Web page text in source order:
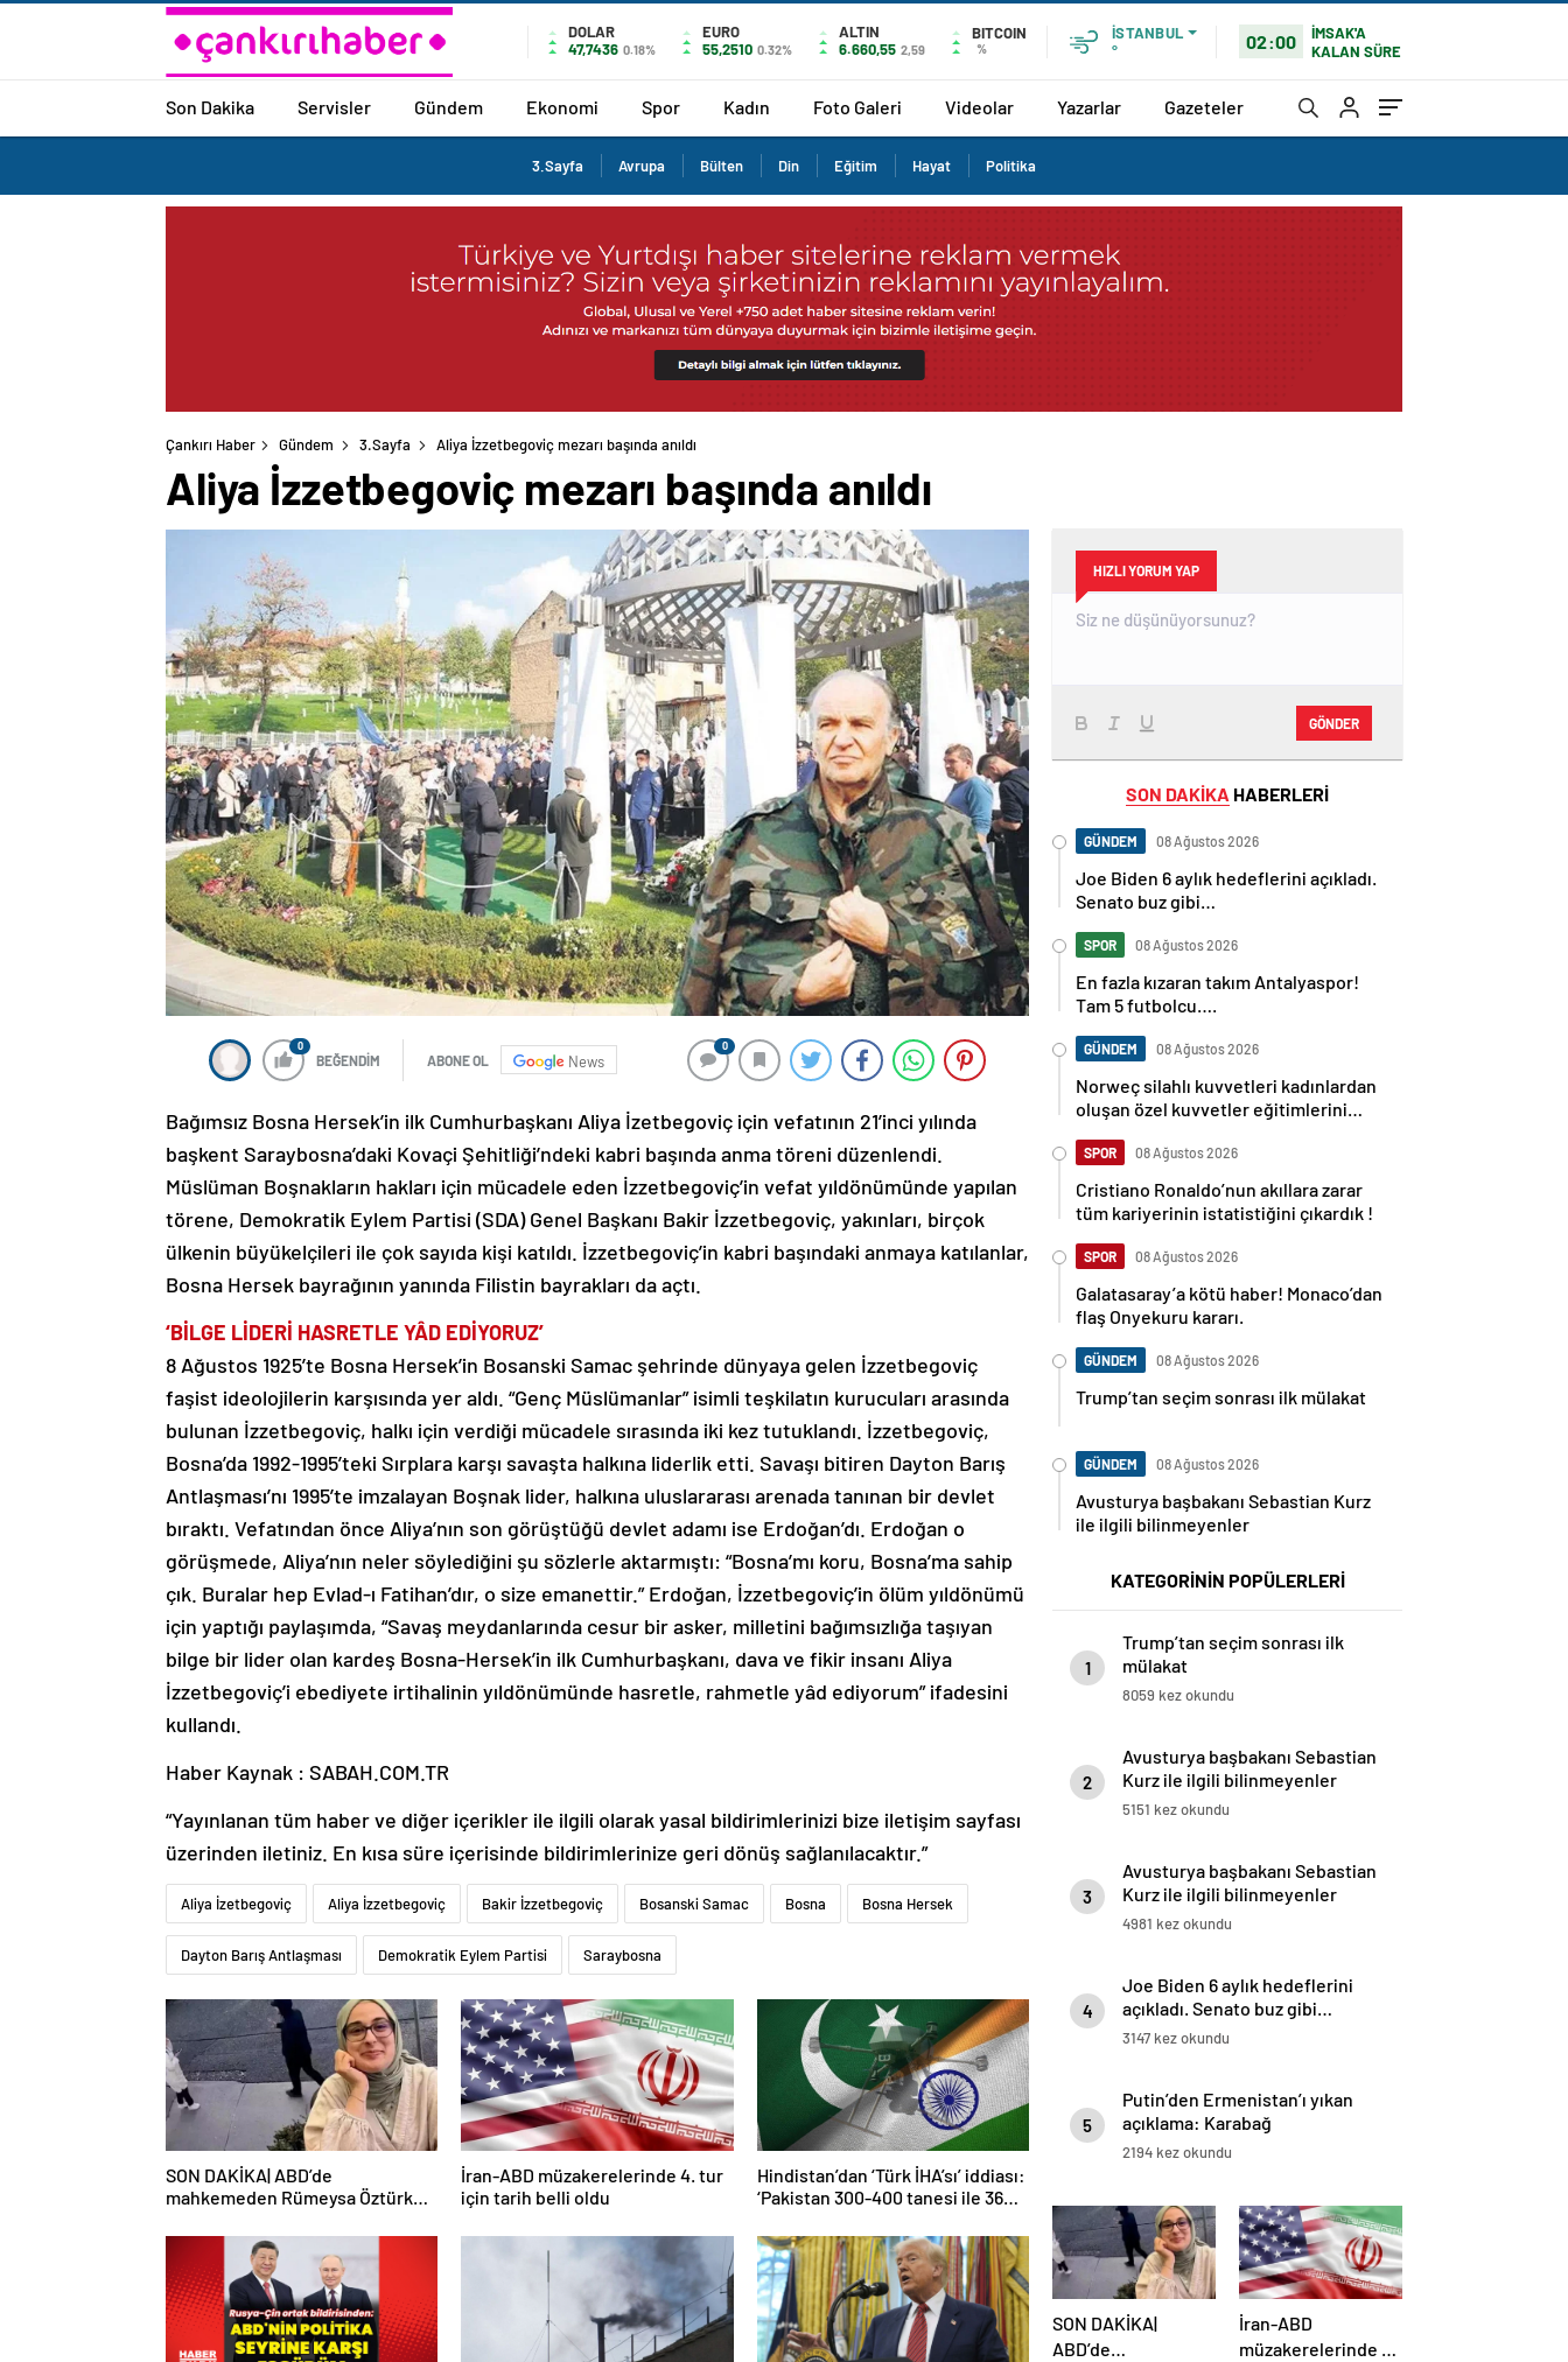
DOLAR
47,7436 0.18%
EURO
55,2510 0.32%
ALTIN
6.660,55 2,59
BITCOIN
%
İSTANBUL
°
02:00
İMSAK'A
KALAN SÜRE
Son Dakika Servisler Gündem Ekonomi Spor Kadın Foto Galeri Videolar Yazarlar Gazeteler
3.Sayfa Avrupa Bülten Din Eğitim Hayat Politika
Çankırı Haber Gündem 3.Sayfa Aliya İzzetbegoviç mezarı başında anıldı
Aliya İzzetbegoviç mezarı başında anıldı
0
BEĞENDİM ABONE OL News
0
Bağımsız Bosna Hersek’in ilk Cumhurbaşkanı Aliya İzetbegoviç için vefatının 21’inci yılında
başkent Saraybosna’daki Kovaçi Şehitliği’ndeki kabri başında anma töreni düzenlendi.
Müslüman Boşnakların hakları için mücadele eden İzzetbegoviç’in vefat yıldönümünde yapılan
törene, Demokratik Eylem Partisi (SDA) Genel Başkanı Bakir İzzetbegoviç, yakınları, birçok
ülkenin büyükelçileri ile çok sayıda kişi katıldı. İzzetbegoviç’in kabri başındaki anmaya katılanlar,
Bosna Hersek bayrağının yanında Filistin bayrakları da açtı.
‘BİLGE LİDERİ HASRETLE YÂD EDİYORUZ’
8 Ağustos 1925’te Bosna Hersek’in Bosanski Samac şehrinde dünyaya gelen İzzetbegoviç
faşist ideolojilerin karşısında yer aldı. “Genç Müslümanlar” isimli teşkilatın kurucuları arasında
bulunan İzzetbegoviç, halkı için verdiği mücadele sırasında iki kez tutuklandı. İzzetbegoviç,
Bosna’da 1992-1995’teki Sırplara karşı savaşta halkına liderlik etti. Savaşı bitiren Dayton Barış
Antlaşması’nı 1995’te imzalayan Boşnak lider, halkına uluslararası arenada tanınan bir devlet
bıraktı. Vefatından önce Aliya’nın son görüştüğü devlet adamı ise Erdoğan’dı. Erdoğan o
görüşmede, Aliya’nın neler söylediğini şu sözlerle aktarmıştı: “Bosna’mı koru, Bosna’ma sahip
çık. Buralar hep Evlad-ı Fatihan’dır, o size emanettir.” Erdoğan, İzzetbegoviç’in ölüm yıldönümü
için yaptığı paylaşımda, “Savaş meydanlarında cesur bir asker, milletini bağımsızlığa taşıyan
bilge bir lider olan kardeş Bosna-Hersek’in ilk Cumhurbaşkanı, dava ve fikir insanı Aliya
İzzetbegoviç’i ebediyete irtihalinin yıldönümünde hasretle, rahmetle yâd ediyorum” ifadesini
kullandı.
Haber Kaynak : SABAH.COM.TR
“Yayınlanan tüm haber ve diğer içerikler ile ilgili olarak yasal bildirimlerinizi bize iletişim sayfası
üzerinden iletiniz. En kısa süre içerisinde bildirimlerinize geri dönüş sağlanılacaktır.”
Aliya İzetbegoviç Aliya İzzetbegoviç Bakir İzzetbegoviç Bosanski Samac Bosna Bosna Hersek
Dayton Barış Antlaşması Demokratik Eylem Partisi Saraybosna
SON DAKİKA| ABD’de
mahkemeden Rümeysa Öztürk
İran-ABD müzakerelerinde 4. tur
için tarih belli oldu
Hindistan’dan ‘Türk İHA’sı’ iddiası:
‘Pakistan 300-400 tanesi ile 36
HIZLI YORUM YAP
GÖNDER
SON DAKİKA HABERLERİ
GÜNDEM 08 Ağustos 2026
Joe Biden 6 aylık hedeflerini açıkladı.
Senato buz gibi…
SPOR 08 Ağustos 2026
En fazla kızaran takım Antalyaspor!
Tam 5 futbolcu….
GÜNDEM 08 Ağustos 2026
Norweç silahlı kuvvetleri kadınlardan
oluşan özel kuvvetler eğitimlerini
SPOR 08 Ağustos 2026
Cristiano Ronaldo’nun akıllara zarar
tüm kariyerinin istatistiğini çıkardık !
SPOR 08 Ağustos 2026
Galatasaray’a kötü haber! Monaco’dan
flaş Onyekuru kararı.
GÜNDEM 08 Ağustos 2026
Trump’tan seçim sonrası ilk mülakat
GÜNDEM 08 Ağustos 2026
Avusturya başbakanı Sebastian Kurz
ile ilgili bilinmeyenler
KATEGORİNİN POPÜLERLERİ
1
Trump’tan seçim sonrası ilk
mülakat
8059 kez okundu
2
Avusturya başbakanı Sebastian
Kurz ile ilgili bilinmeyenler
5151 kez okundu
3
Avusturya başbakanı Sebastian
Kurz ile ilgili bilinmeyenler
4981 kez okundu
4
Joe Biden 6 aylık hedeflerini
açıkladı. Senato buz gibi…
3147 kez okundu
5
Putin’den Ermenistan’ı yıkan
açıklama: Karabağ
Azerbaycan’ın ayrılmaz bir
2194 kez okundu
SON DAKİKA|
ABD’de
İran-ABD
müzakerelerinde 4.